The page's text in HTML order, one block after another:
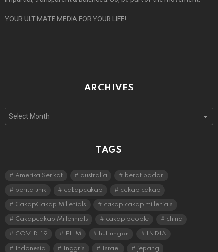
YOUR ULTIMATE MEDIA FOR YOUR LIFE!
ARCHIVES
Archives
TAGS
Amerika Serikat australia berat badan
berita unik cakapcakap cakap cakap
CakapCakap Millenials cakap cakap millenials
Cakapcakap Millennials cakap people china
COVID-19 FILM hubungan INDIA
Indonesia Inggris Israel jepang